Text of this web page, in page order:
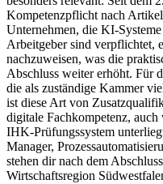
Kompetenzpflicht nach
Unternehmen, die KI-
Arbeitgeber sind verpflichtet,
nachzuweisen, was die
Abschluss weiter erhöht. Für
die als zuständige Kammer
ist diese Art von
digitale Fachkompetenz,
IHK-Prüfungssystem
Manager,
stehen dir nach dem
Wirtschaftsregion